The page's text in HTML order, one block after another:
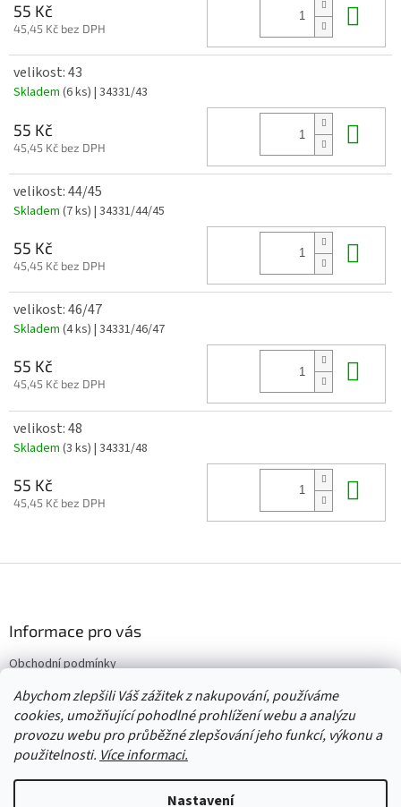
Abychom zlepšili Váš zážitek z nakupování, používáme
cookies, umožňující pohodlné prohlížení webu a analýzu
provozu webu pro průběžné zlepšování jeho funkcí, výkonu a
použitelnosti. Více informaci.
Nastavení
55 Kč
45,45 Kč bez DPH
velikost: 43
Skladem (6 ks) | 34331/43
55 Kč
45,45 Kč bez DPH
velikost: 44/45
Skladem (7 ks) | 34331/44/45
55 Kč
45,45 Kč bez DPH
velikost: 46/47
Skladem (4 ks) | 34331/46/47
55 Kč
45,45 Kč bez DPH
velikost: 48
Skladem (3 ks) | 34331/48
55 Kč
45,45 Kč bez DPH
í
Informace pro vás
Obchodní podmínky
Vrácení/výměna/reklamace
Velkoobchod